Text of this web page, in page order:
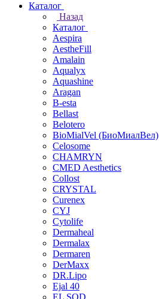
Каталог
Назад
Каталог
Aespira
AestheFill
Amalain
Aqualyx
Aquashine
Aragan
B-esta
Bellast
Belotero
BioMialVel (БиоМиалВел)
Celosome
CHAMRYN
CMED Aesthetics
Collost
CRYSTAL
Curenex
CYJ
Cytolife
Dermaheal
Dermalax
Dermaren
DerMaxx
DR.Lipo
Ejal 40
EL SOD